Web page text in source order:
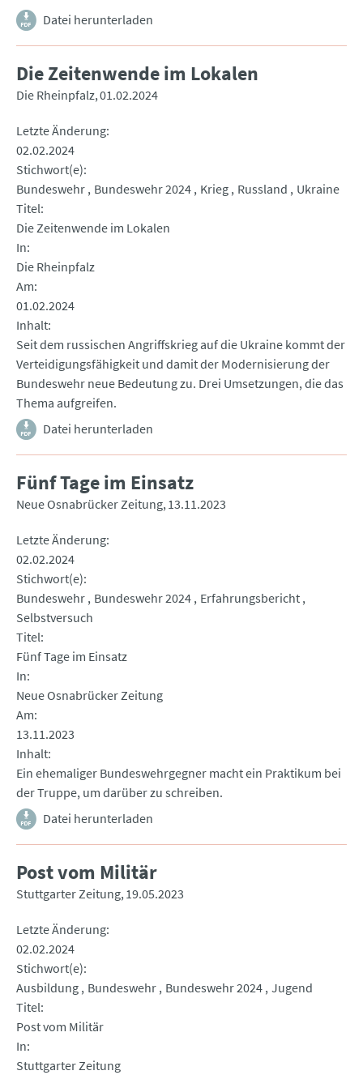
Datei herunterladen
Die Zeitenwende im Lokalen
Die Rheinpfalz 01.02.2024
Letzte Änderung
02.02.2024
Stichwort(e)
Bundeswehr Bundeswehr 2024 Krieg Russland
Ukraine
Titel
Die Zeitenwende im Lokalen
In
Die Rheinpfalz
Am
01.02.2024
Inhalt
Seit dem russischen Angriffskrieg auf die Ukraine kommt der
Verteidigungsfähigkeit und damit der Modernisierung der
Bundeswehr neue Bedeutung zu. Drei Umsetzungen, die das
Thema aufgreifen.
Datei herunterladen
Fünf Tage im Einsatz
Neue Osnabrücker Zeitung 13.11.2023
Letzte Änderung
02.02.2024
Stichwort(e)
Bundeswehr Bundeswehr 2024 Erfahrungsbericht
Selbstversuch
Titel
Fünf Tage im Einsatz
In
Neue Osnabrücker Zeitung
Am
13.11.2023
Inhalt
Ein ehemaliger Bundeswehrgegner macht ein Praktikum bei
der Truppe, um darüber zu schreiben.
Datei herunterladen
Post vom Militär
Stuttgarter Zeitung 19.05.2023
Letzte Änderung
02.02.2024
Stichwort(e)
Ausbildung Bundeswehr Bundeswehr 2024 Jugend
Titel
Post vom Militär
In
Stuttgarter Zeitung